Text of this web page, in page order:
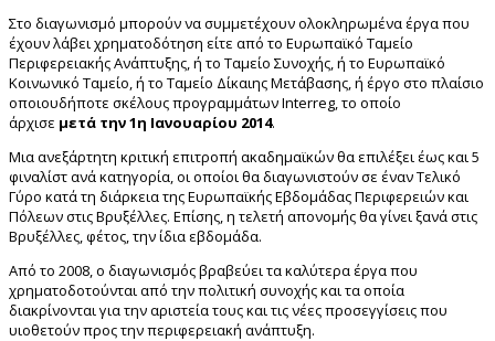
Στο διαγωνισμό μπορούν να συμμετέχουν ολοκληρωμένα έργα που
έχουν λάβει χρηματοδότηση είτε από το Ευρωπαϊκό Ταμείο
Περιφερειακής Ανάπτυξης, ή το Ταμείο Συνοχής, ή το Ευρωπαϊκό
Κοινωνικό Ταμείο, ή το Ταμείο Δίκαιης Μετάβασης, ή έργο στο πλαίσιο
οποιουδήποτε σκέλους προγραμμάτων Interreg, το οποίο
άρχισε μετά την 1η Ιανουαρίου 2014.
Μια ανεξάρτητη κριτική επιτροπή ακαδημαϊκών θα επιλέξει έως και 5
φιναλίστ ανά κατηγορία, οι οποίοι θα διαγωνιστούν σε έναν Τελικό
Γύρο κατά τη διάρκεια της Ευρωπαϊκής Εβδομάδας Περιφερειών και
Πόλεων στις Βρυξέλλες. Επίσης, η τελετή απονομής θα γίνει ξανά στις
Βρυξέλλες, φέτος, την ίδια εβδομάδα.
Από το 2008, ο διαγωνισμός βραβεύει τα καλύτερα έργα που
χρηματοδοτούνται από την πολιτική συνοχής και τα οποία
διακρίνονται για την αριστεία τους και τις νέες προσεγγίσεις που
υιοθετούν προς την περιφερειακή ανάπτυξη.